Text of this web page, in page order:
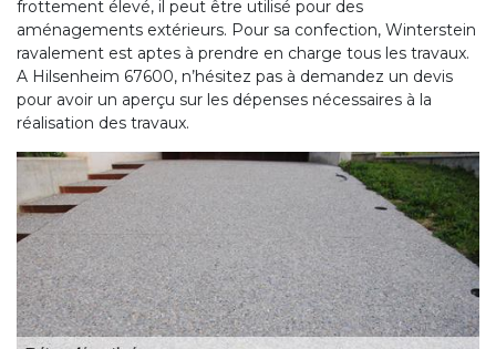
frottement élevé, il peut être utilisé pour des
aménagements extérieurs. Pour sa confection, Winterstein
ravalement est aptes à prendre en charge tous les travaux.
A Hilsenheim 67600, n’hésitez pas à demandez un devis
pour avoir un aperçu sur les dépenses nécessaires à la
réalisation des travaux.